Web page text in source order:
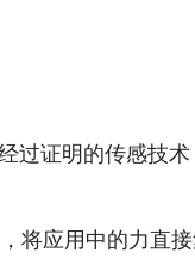
过证明的传感技
将应用中的力直